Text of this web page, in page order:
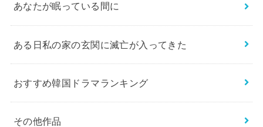
あなたが眠っている間に
ある日私の家の玄関に滅亡が入ってきた
おすすめ韓国ドラマランキング
その他作品